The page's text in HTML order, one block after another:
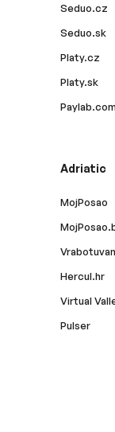
Seduo.cz
Seduo.sk
Platy.cz
Platy.sk
Paylab.com
Adriatic
MojPosao
Hercul.hr
Virtual
Pulser